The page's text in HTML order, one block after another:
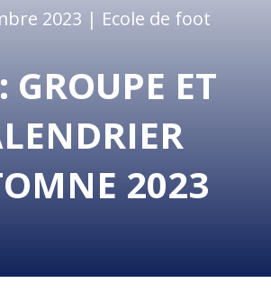
2023 | Ecole de foot
GROUPE ET
2023